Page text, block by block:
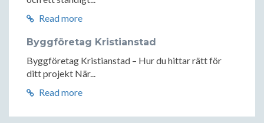
Read more
Byggföretag Kristianstad
Byggföretag Kristianstad – Hur du hittar rätt för
ditt projekt När...
Read more